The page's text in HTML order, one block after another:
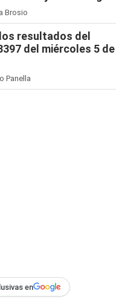
Brosio
resultados del
del miércoles 5 de
Panella
en